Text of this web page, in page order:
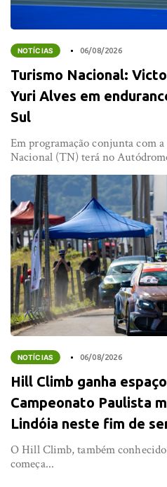
NOTÍCIAS 06/08/2026
Turismo Nacional:
Yuri Alves em
Sul
Em programação conjunta com
Nacional (TN) terá no
NOTÍCIAS 06/08/2026
Hill Climb ganha
Campeonato Paulista
Lindóia neste fim de
O Hill Climb, também
começa...